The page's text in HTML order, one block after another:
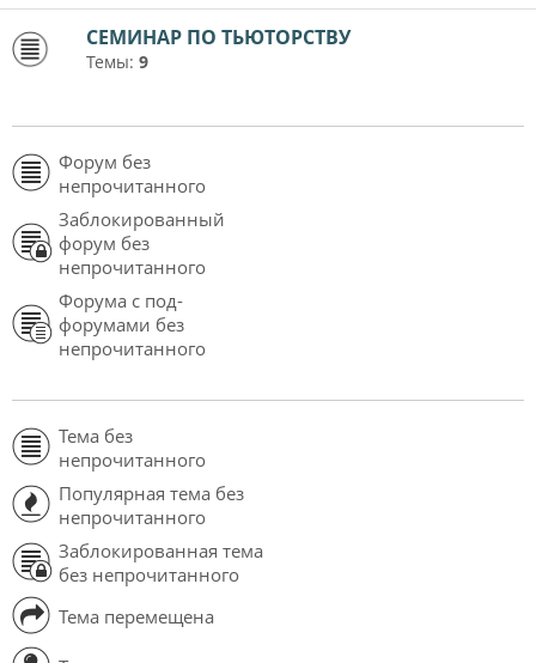
СЕМИНАР ПО ТЬЮТОРСТВУ
Темы: 9
Форум без
непрочитанного
Заблокированный
форум без
непрочитанного
Форума с под-
форумами без
непрочитанного
Тема без
непрочитанного
Популярная тема без
непрочитанного
Заблокированная тема
без непрочитанного
Тема перемещена